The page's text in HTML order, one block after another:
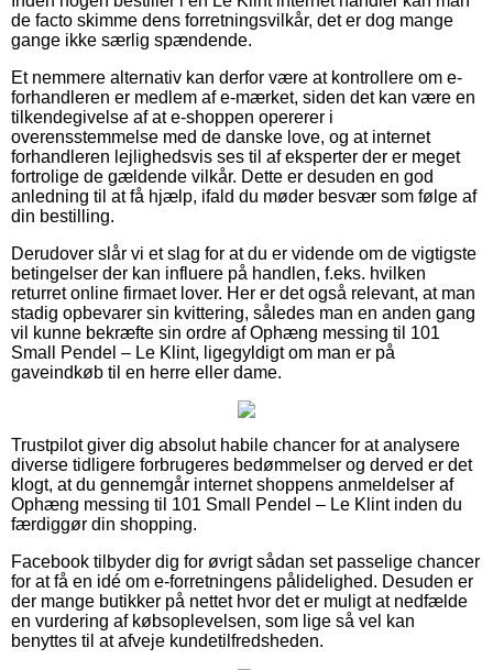
de facto skimme dens forretningsvilkår, det er dog mange
gange ikke særlig spændende.
Et nemmere alternativ kan derfor være at kontrollere om e-
forhandleren er medlem af e-mærket, siden det kan være en
tilkendegivelse af at e-shoppen opererer i
overensstemmelse med de danske love, og at internet
forhandleren lejlighedsvis ses til af eksperter der er meget
fortrolige de gældende vilkår. Dette er desuden en god
anledning til at få hjælp, ifald du møder besvær som følge af
din bestilling.
Derudover slår vi et slag for at du er vidende om de vigtigste
betingelser der kan influere på handlen, f.eks. hvilken
returret online firmaet lover. Her er det også relevant, at man
stadig opbevarer sin kvittering, således man en anden gang
vil kunne bekræfte sin ordre af Ophæng messing til 101
Small Pendel – Le Klint, ligegyldigt om man er på
gaveindkøb til en herre eller dame.
Trustpilot giver dig absolut habile chancer for at analysere
diverse tidligere forbrugeres bedømmelser og derved er det
klogt, at du gennemgår internet shoppens anmeldelser af
Ophæng messing til 101 Small Pendel – Le Klint inden du
færdiggør din shopping.
Facebook tilbyder dig for øvrigt sådan set passelige chancer
for at få en idé om e-forretningens pålidelighed. Desuden er
der mange butikker på nettet hvor det er muligt at nedfælde
en vurdering af købsoplevelsen, som lige så vel kan
benyttes til at afveje kundetilfredsheden.